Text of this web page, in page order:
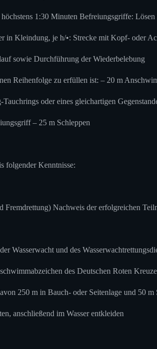
1:30 Minuten Befreiungsgriffe:
in Kleindung, je h/•: Strecke mit Kopf- oder
sowie Durchführung der Wiederbelebung
Reihenfolge zu erfüllen ist: – 20 m
oder eines gleichartigen
– 25 m Schleppen
folgender Kenntnisse:
Nachweis der erfolgreichen
Wasserwacht und des
des Deutschen Roten
250 m in Bauch- oder Seitenlage und 50
anschließend im Wasser entkleiden